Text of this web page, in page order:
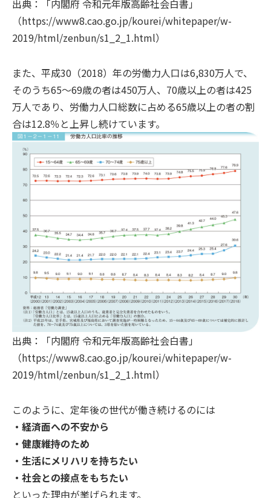
出典：「内閣府 令和元年版高齢社会白書」
（https://www8.cao.go.jp/kourei/whitepaper/w-
2019/html/zenbun/s1_2_1.html）
また、平成30（2018）年の労働力人口は6,830万人で、
そのうち65～69歳の者は450万人、70歳以上の者は425
万人であり、労働力人口総数に占める65歳以上の者の割
合は12.8％と上昇し続けています。
出典：「内閣府 令和元年版高齢社会白書」
（https://www8.cao.go.jp/kourei/whitepaper/w-
2019/html/zenbun/s1_2_1.html）
このように、定年後の世代が働き続けるのには
・経済面への不安から
・健康維持のため
・生活にメリハリを持ちたい
・社会との接点をもちたい
といった理由が挙げられます。